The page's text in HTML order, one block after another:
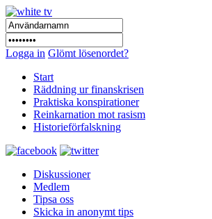
Logga in Glömt lösenordet?
Start
Räddning ur finanskrisen
Praktiska konspirationer
Reinkarnation mot rasism
Historieförfalskning
Diskussioner
Medlem
Tipsa oss
Skicka in anonymt tips